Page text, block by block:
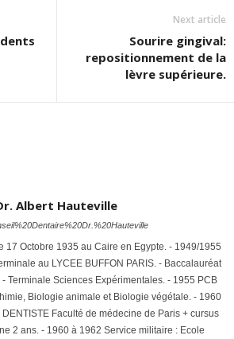
Next article
Sourire gingival:
repositionnement de la
lèvre supérieure.
Albert Hauteville
17 Octobre 1935 au Caire en Egypte. - 1949/1955
au LYCEE BUFFON PARIS. - Baccalauréat
- Terminale Sciences Expérimentales. - 1955 PCB
Biologie animale et Biologie végétale. - 1960
Faculté de médecine de Paris + cursus
2 ans. - 1960 à 1962 Service militaire : Ecole